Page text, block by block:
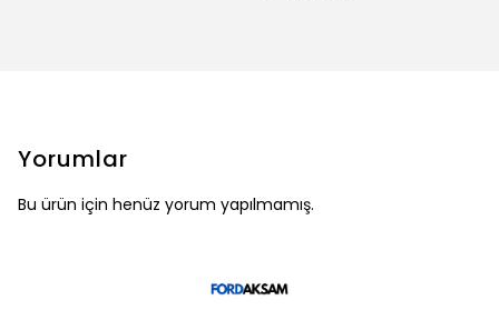
Yorumlar
Bu ürün için henüz yorum yapılmamış.